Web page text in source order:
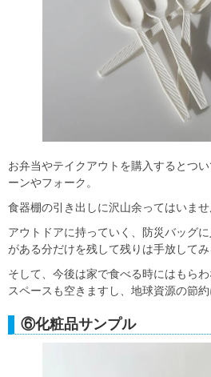
お弁当やテイクアウトを購入するとつ
ーンやフォーク。
食器棚の引き出しに沢山余ってはいませ
アウトドアに持っていく、防災バッグ
がある分だけを残して残りは手放して
そして、今後は家で食べる時にはもら
スペースも空きますし、地球資源の節約
⑥化粧品サンプル